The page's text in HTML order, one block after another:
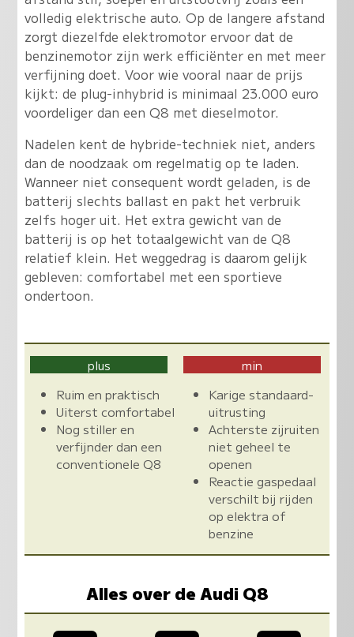
volledig elektrische auto. Op de langere afstand
zorgt diezelfde elektromotor ervoor dat de
benzinemotor zijn werk efficiënter en met meer
verfijning doet. Voor wie vooral naar de prijs
kijkt: de plug-inhybrid is minimaal 23.000 euro
voordeliger dan een Q8 met dieselmotor.
Nadelen kent de hybride-techniek niet, anders
dan de noodzaak om regelmatig op te laden.
Wanneer niet consequent wordt geladen, is de
batterij slechts ballast en pakt het verbruik
zelfs hoger uit. Het extra gewicht van de
batterij is op het totaalgewicht van de Q8
relatief klein. Het weggedrag is daarom gelijk
gebleven: comfortabel met een sportieve
ondertoon.
plus
Ruim en praktisch
Uiterst comfortabel
Nog stiller en
verfijnder dan een
conventionele Q8
min
Karige standaard-
uitrusting
Achterste zijruiten
niet geheel te
openen
Reactie gaspedaal
verschilt bij rijden
op elektra of
benzine
Alles over de Audi Q8